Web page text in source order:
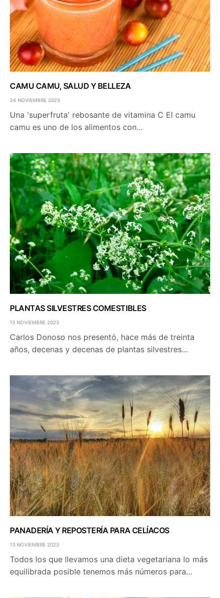
CAMU CAMU, SALUD Y BELLEZA
24 NOVIEMBRE 2023
Una 'superfruta' rebosante de vitamina C El camu
camu es uno de los alimentos con…
PLANTAS SILVESTRES COMESTIBLES
15 NOVIEMBRE 2023
Carlos Donoso nos presentó, hace más de treinta
años, decenas y decenas de plantas silvestres…
PANADERÍA Y REPOSTERÍA PARA CELÍACOS
13 NOVIEMBRE 2023
Todos los que llevamos una dieta vegetariana lo más
equilibrada posible tenemos más números para…